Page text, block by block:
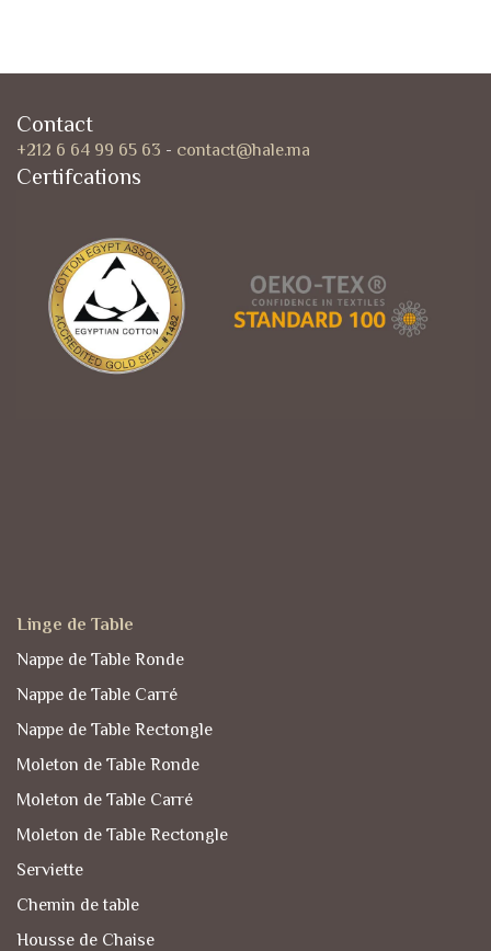
Contact
+212 6 64 99 65 63 - contact@hale.ma
Certifcations
Linge de Table
Nappe de Table Ronde
Nappe de Table Carré
Nappe de Table Rectongle
Moleton de Table Ronde
Moleton de Table Carré
Moleton de Table Rectongle
Serviette
Chemin de table
Housse de Chaise